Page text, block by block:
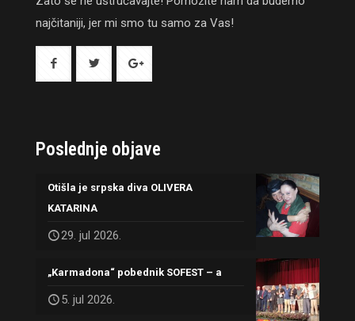
najčitaniji, jer mi smo tu samo za Vas!
Poslednje objave
Otišla je srpska diva OLIVERA
KATARINA
29. jul 2026.
„Karmadona“ pobednik SOFEST – a
5. jul 2026.